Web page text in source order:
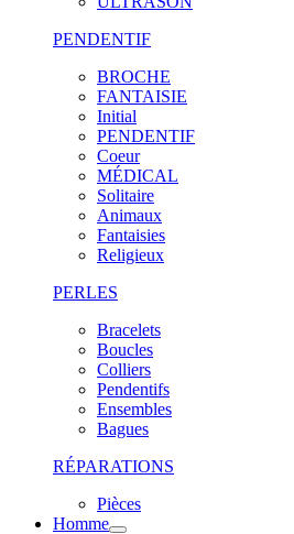
PENDENTIF
BROCHE
FANTAISIE
Initial
PENDENTIF
Coeur
MÉDICAL
Solitaire
Animaux
Fantaisies
Religieux
PERLES
Bracelets
Boucles
Colliers
Pendentifs
Ensembles
Bagues
RÉPARATIONS
Pièces
Homme